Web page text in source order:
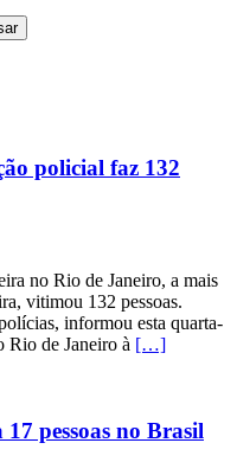
policial faz 132
no Rio de Janeiro, a mais
vitimou 132 pessoas.
informou esta quarta-
Rio de Janeiro à […]
pessoas no Brasil